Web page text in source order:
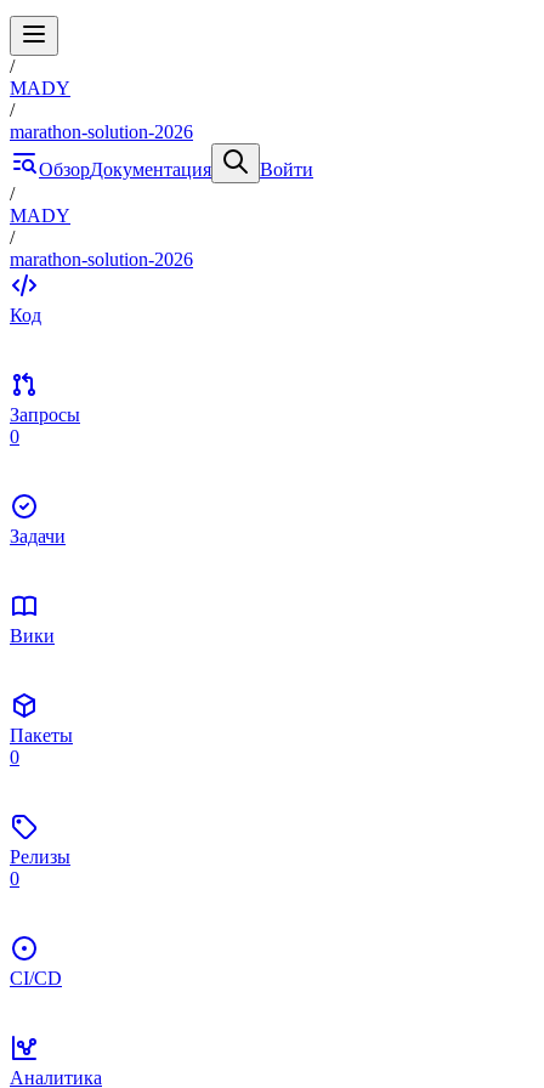
/
MADY
/
marathon-solution-2026
ОбзорДокументация
Войти
/
MADY
/
marathon-solution-2026
Код
Запросы
0
Задачи
Вики
Пакеты
0
Релизы
0
CI/CD
Аналитика